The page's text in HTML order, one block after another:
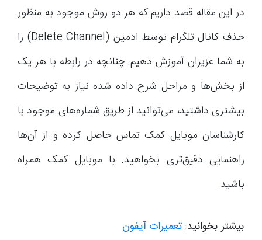
در این مقاله قصد داریم که هر دو روش موجود به منظور
حذف کانال تلگرام توسط ادمین (Delete Channel) را
به شما عزیزان آموزش دهیم. چنانچه در رابطه با هر یک
از بخش‌ها و مراحل شرح داده شده نیاز به توضیحات
بیشتری داشتید، می‌توانید از طریق شماره‌های موجود با
کارشناسان موبایل کمک تماس حاصل کرده و از آن‌ها
راهنمایی دقیق‌تری بخواهید. با موبایل کمک همراه
باشید.
بیشتر بخوانید: تعمیرات آیفون